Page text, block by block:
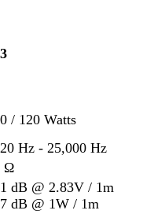
/ 120 Watts
Hz - 25,000 Hz
Ω
dB @ 2.83V / 1m
dB @ 1W / 1m